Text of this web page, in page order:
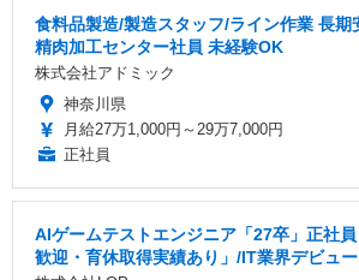
食料品製造/製造スタッフ/ライン作業 長期
精肉加工センター社員 未経験OK
株式会社アドミック
神奈川県
月給27万1,000円～29万7,000円
正社員
AIゲームテストエンジニア「27卒」正社
歓迎・育休取得実績あり」/IT業界デビュー